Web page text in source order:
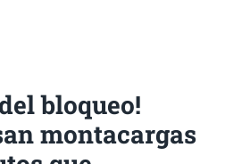
bloqueo!
montacargas